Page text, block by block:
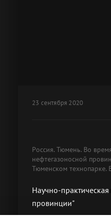
23 сентября 2020
Россия. Тюмень. Во
нефтегазоносной
Тюменском технопарке.
Научно-
провинции"